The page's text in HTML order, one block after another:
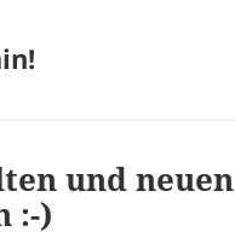
und neuen
:-)